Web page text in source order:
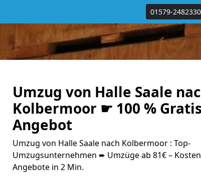
01579-2482330
Umzug von Halle Saale
Kolbermoor ☛ 100 %
Angebot
Umzug von Halle Saale nach Kolbermoor : Top-
Umzugsunternehmen ➨ Umzüge ab 81€ –
Angebote in 2 Min.